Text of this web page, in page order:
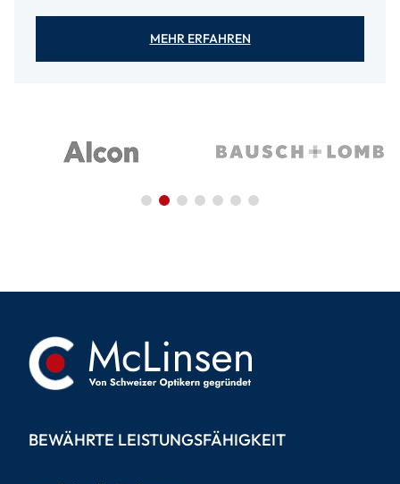
MEHR ERFAHREN
BEWÄHRTE LEISTUNGSFÄHIGKEIT